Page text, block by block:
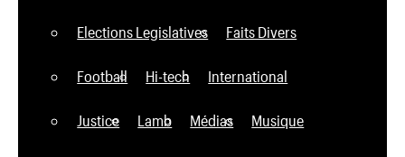
Elections Legislatives Faits Divers
Football Hi-tech International
Justice Lamb Médias Musique